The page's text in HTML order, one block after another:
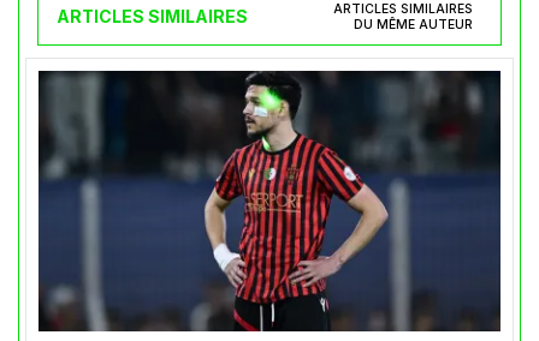
ARTICLES SIMILAIRES
ARTICLES SIMILAIRES
DU MÊME AUTEUR